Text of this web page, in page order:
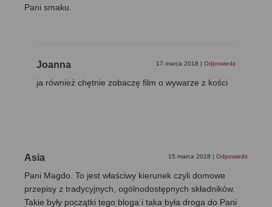
Pani smaku.
Joanna 17 marca 2018 | Odpowiedz
ja również chętnie zobaczę film o wywarze z kości
Asia 15 marca 2018 | Odpowiedz
Pani Magdo. To jest właściwy kierunek czyli domowe
przepisy z tradycyjnych, ogólnodostępnych składników.
Takie były początki tego bloga i taka była droga do Pani